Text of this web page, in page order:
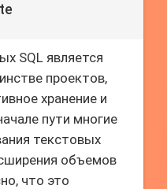
SQL является
проектов,
хранение и
пути многие
текстовых
объемов
что это